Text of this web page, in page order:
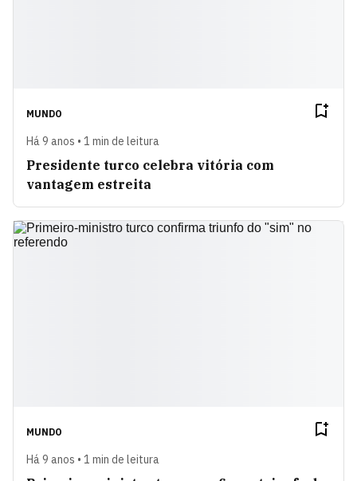
MUNDO
Há 9 anos • 1 min de leitura
Presidente turco celebra vitória com
vantagem estreita
MUNDO
Há 9 anos • 1 min de leitura